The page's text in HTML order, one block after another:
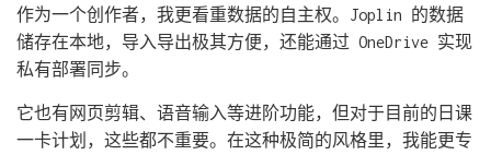
作为一个创作者，我更看重数据的自主权。Joplin 的数据
储存在本地，导入导出极其方便，还能通过 OneDrive 实现
私有部署同步。
它也有网页剪辑、语音输入等进阶功能，但对于目前的日课
一卡计划，这些都不重要。在这种极简的风格里，我能更专